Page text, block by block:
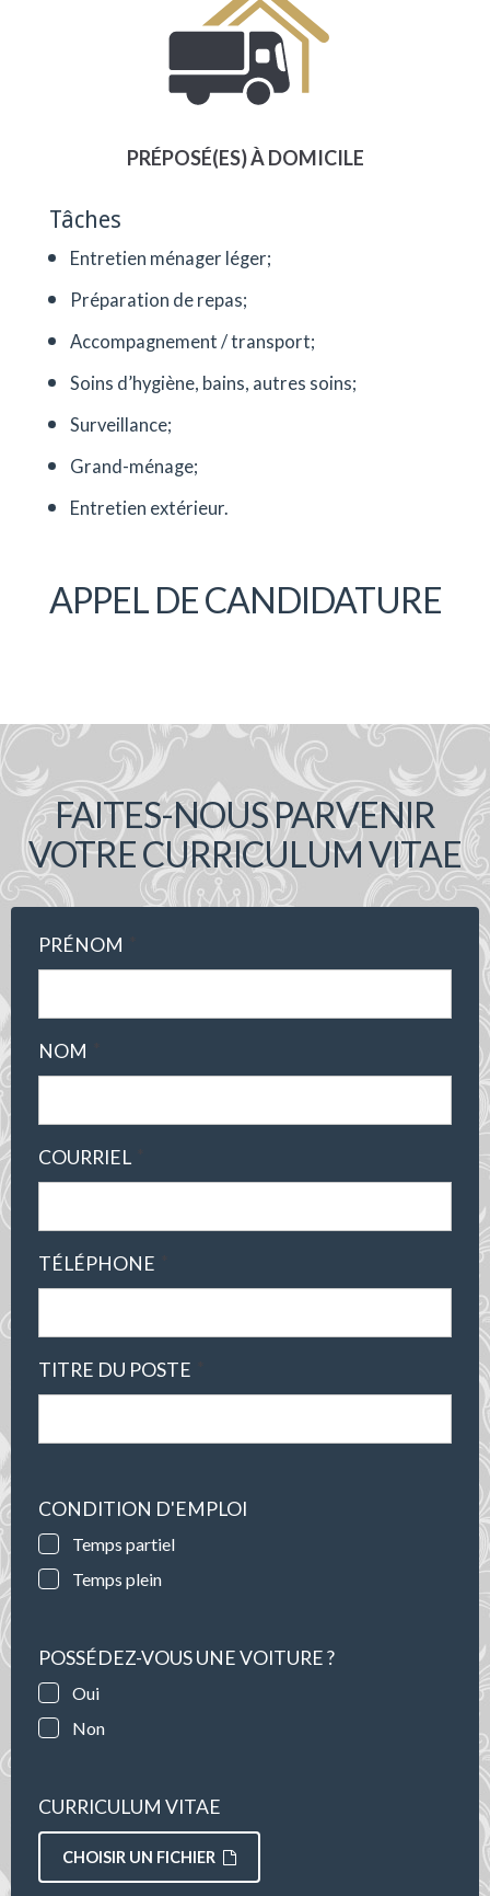
PRÉPOSÉ(ES) À DOMICILE
Tâches
Entretien ménager léger;
Préparation de repas;
Accompagnement / transport;
Soins d’hygiène, bains, autres soins;
Surveillance;
Grand-ménage;
Entretien extérieur.
APPEL DE CANDIDATURE
FAITES-NOUS PARVENIR
VOTRE CURRICULUM VITAE
PRÉNOM
NOM
COURRIEL
TÉLÉPHONE
TITRE DU POSTE
CONDITION D'EMPLOI
Temps partiel
Temps plein
POSSÉDEZ-VOUS UNE VOITURE ?
Oui
Non
CURRICULUM VITAE
CHOISIR UN FICHIER